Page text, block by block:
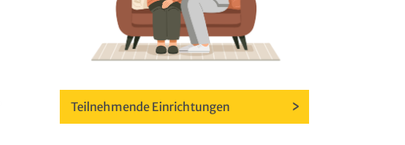
Teilnehmende Einrichtungen